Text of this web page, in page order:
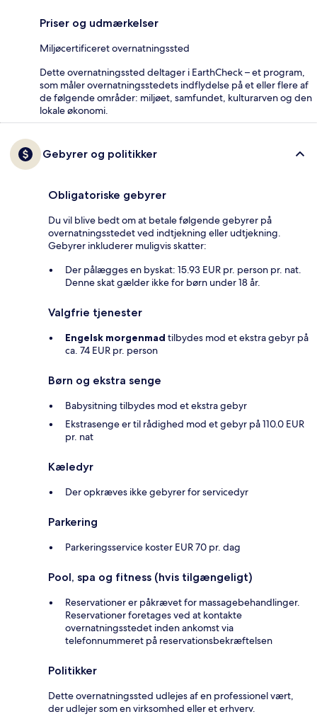
Priser og udmærkelser
Miljøcertificeret overnatningssted
Dette overnatningssted deltager i EarthCheck – et program,
som måler overnatningsstedets indflydelse på et eller flere af
de følgende områder: miljøet, samfundet, kulturarven og den
lokale økonomi.
Gebyrer og politikker
Obligatoriske gebyrer
Du vil blive bedt om at betale følgende gebyrer på
overnatningsstedet ved indtjekning eller udtjekning.
Gebyrer inkluderer muligvis skatter:
Der pålægges en byskat: 15.93 EUR pr. person pr. nat.
Denne skat gælder ikke for børn under 18 år.
Valgfrie tjenester
Engelsk morgenmad tilbydes mod et ekstra gebyr på
ca. 74 EUR pr. person
Børn og ekstra senge
Babysitning tilbydes mod et ekstra gebyr
Ekstrasenge er til rådighed mod et gebyr på 110.0 EUR
pr. nat
Kæledyr
Der opkræves ikke gebyrer for servicedyr
Parkering
Parkeringsservice koster EUR 70 pr. dag
Pool, spa og fitness (hvis tilgængeligt)
Reservationer er påkrævet for massagebehandlinger.
Reservationer foretages ved at kontakte
overnatningsstedet inden ankomst via
telefonnummeret på reservationsbekræftelsen
Politikker
Dette overnatningssted udlejes af en professionel vært,
der udlejer som en virksomhed eller et erhverv.